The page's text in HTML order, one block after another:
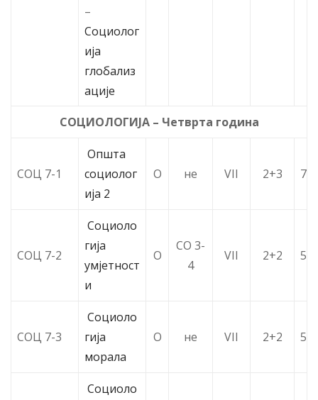
–
Социолог
ија
глобализ
ације
СОЦИОЛОГИЈА – Четврта година
СОЦ 7-1
Општа
социолог
ија 2
О не VII 2+3 7
СОЦ 7-2
Социоло
гија
умјетност
и
О
СО 3-
4
VII 2+2 5
СОЦ 7-3
Социоло
гија
морала
О не VII 2+2 5
Социоло